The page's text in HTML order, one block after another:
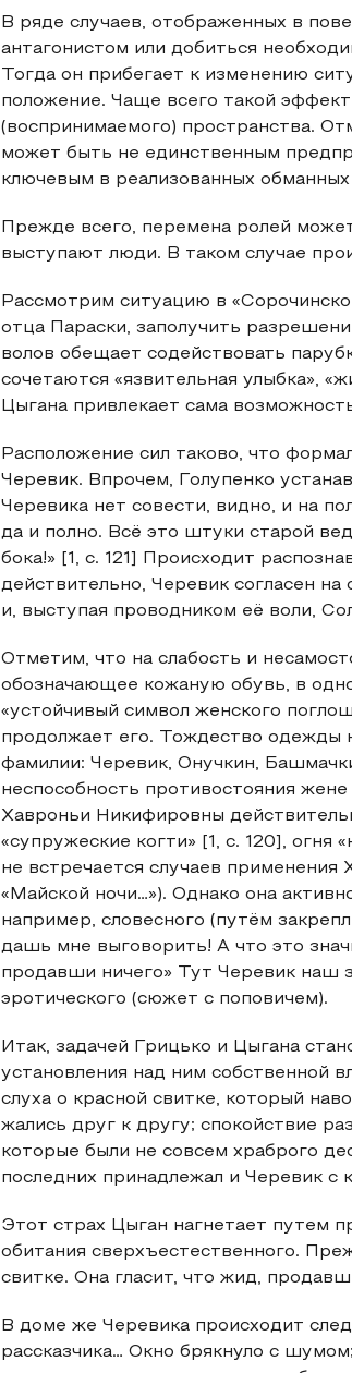
В ряде случаев, отображенных в
антагонистом или добиться
Тогда он прибегает к изменению
положение. Чаще всего такой
(воспринимаемого) пространства.
может быть не единственным
ключевым в реализованных обманных
Прежде всего, перемена ролей
выступают люди. В таком случае
Рассмотрим ситуацию в
отца Параски, заполучить
волов обещает содействовать
сочетаются «язвительная улыбка»,
Цыгана привлекает сама
Расположение сил таково, что
Черевик. Впрочем, Голупенко
Черевика нет совести, видно, и на
да и полно. Всё это штуки старой
бока!» [1, с. 121] Происходит
действительно, Черевик согласен
и, выступая проводником её воли,
Отметим, что на слабость и
обозначающее кожаную обувь, в
«устойчивый символ женского
продолжает его. Тождество
фамилии: Черевик, Онучкин,
неспособность противостояния
Хавроньи Никифировны
«супружеские когти» [1, с. 120], огня
не встречается случаев
«Майской ночи…»). Однако она
например, словесного (путём
дашь мне выговорить! А что это
продавши ничего» Тут Черевик наш
эротического (сюжет с поповичем).
Итак, задачей Грицько и Цыгана
установления над ним собственной
слуха о красной свитке, который
жались друг к другу; спокойствие
которые были не совсем храброго
последних принадлежал и Черевик с
Этот страх Цыган нагнетает путем
обитания сверхъестественного.
свитке. Она гласит, что жид,
В доме же Черевика происходит
рассказчика… Окно брякнуло с